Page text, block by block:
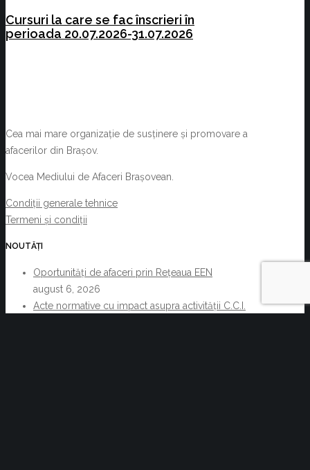
Cursuri la care se fac înscrieri în
perioada 20.07.2026-31.07.2026
Cea mai mare organizație de susținere și promovare a
afacerilor din Brașov.
Vocea Mediului de Afaceri Brașovean.
Condiții generale tehnice
Termeni și condiții
NOUTĂȚI
Oportunități de afaceri prin Rețeaua EEN
august 6, 2026
Acte normative cu impact asupra activității C.C.I.